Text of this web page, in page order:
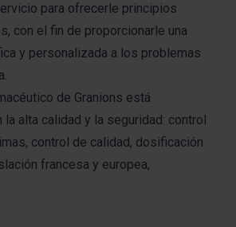
para ofrecerle principios
con el fin de proporcionarle una
y personalizada a los problemas
de Granions está
alta calidad y la seguridad: control
control de calidad, dosificación
francesa y europea,